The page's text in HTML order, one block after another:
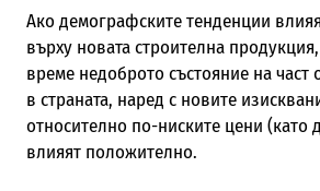
Ако демографските тенденции
върху новата строителна
време недоброто състояние на част
в страната, наред с новите
относително по-ниските цени (като
влияят положително.